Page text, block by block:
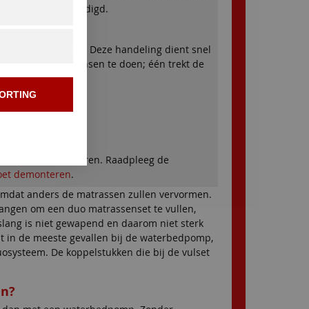
beschadigd.
aangezogen. Deze handeling dient snel
dit met twee mensen te doen; één trekt de
beter.
bed demonteren. Raadpleeg de
demonteren.
anders de matrassen zullen vervormen.
om een duo matrassenset te vullen,
is niet gewapend en daarom niet sterk
in de meeste gevallen bij de waterbedpomp,
De koppelstukken die bij de vulset